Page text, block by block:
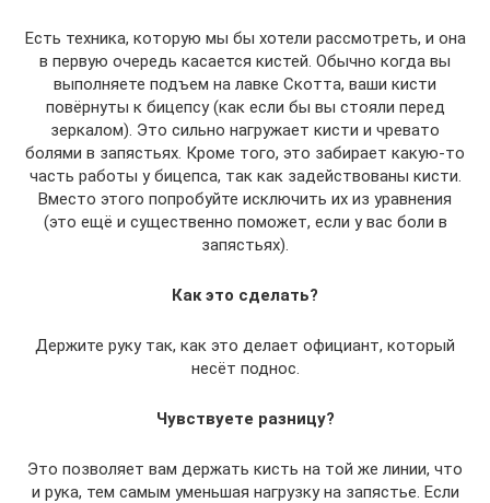
Есть техника, которую мы бы хотели рассмотреть, и она
в первую очередь касается кистей. Обычно когда вы
выполняете подъем на лавке Скотта, ваши кисти
повёрнуты к бицепсу (как если бы вы стояли перед
зеркалом). Это сильно нагружает кисти и чревато
болями в запястьях. Кроме того, это забирает какую-то
часть работы у бицепса, так как задействованы кисти.
Вместо этого попробуйте исключить их из уравнения
(это ещё и существенно поможет, если у вас боли в
запястьях).
Как это сделать?
Держите руку так, как это делает официант, который
несёт поднос.
Чувствуете разницу?
Это позволяет вам держать кисть на той же линии, что
и рука, тем самым уменьшая нагрузку на запястье. Если